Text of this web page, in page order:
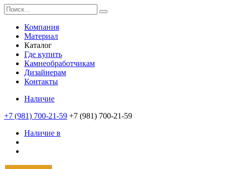
Компания
Материал
Каталог
Где купить
Камнеобработчикам
Дизайнерам
Контакты
Наличие
+7 (981) 700-21-59 +7 (981) 700-21-59
Наличие в